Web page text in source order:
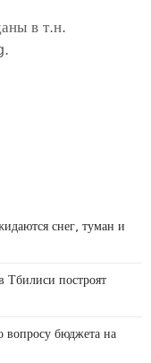
в т.н.
снег, туман и
Тбилиси построят
вопросу бюджета на